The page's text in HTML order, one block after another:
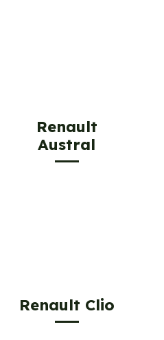
Renault
Austral
Renault Clio